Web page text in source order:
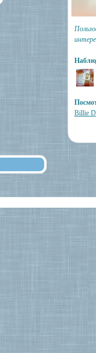
Billie